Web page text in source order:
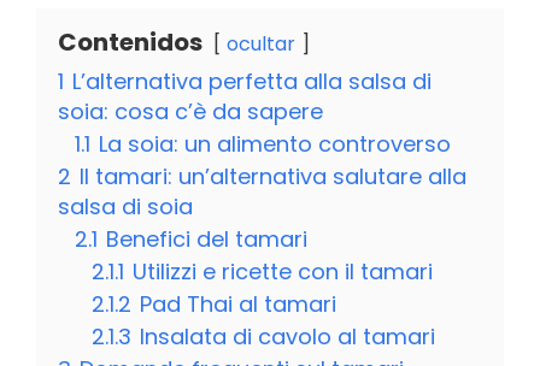
Contenidos ocultar
1 L’alternativa perfetta alla salsa di
soia: cosa c’è da sapere
1.1 La soia: un alimento controverso
2 Il tamari: un’alternativa salutare alla
salsa di soia
2.1 Benefici del tamari
2.1.1 Utilizzi e ricette con il tamari
2.1.2 Pad Thai al tamari
2.1.3 Insalata di cavolo al tamari